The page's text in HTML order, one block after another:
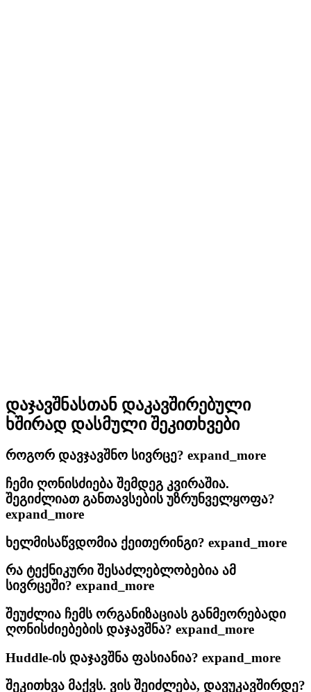
დაჯავშნასთან დაკავშირებული
ხშირად დასმული შეკითხვები
როგორ დავჯავშნო სივრცე? expand_more
ჩემი ღონისძიება შემდეგ კვირაშია.
შეგიძლიათ განთავსების უზრუნველყოფა?
expand_more
ხელმისაწვდომია ქეითერინგი? expand_more
რა ტექნიკური შესაძლებლობებია ამ
სივრცეში? expand_more
შეუძლია ჩემს ორგანიზაციას განმეორებადი
ღონისძიებების დაჯავშნა? expand_more
Huddle-ის დაჯავშნა ფასიანია? expand_more
შეკითხვა მაქვს. ვის შეიძლება, დავუკავშირდე?